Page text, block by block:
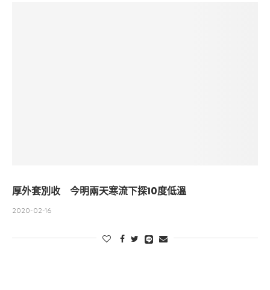
厚外套別收 今明兩天寒流下探10度低溫
2020-02-16